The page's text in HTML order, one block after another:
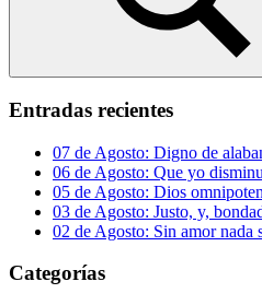
Buscar
Entradas recientes
07 de Agosto: Digno de
06 de Agosto: Que yo
05 de Agosto: Dios
03 de Agosto: Justo, y,
02 de Agosto: Sin amor nada
Categorías